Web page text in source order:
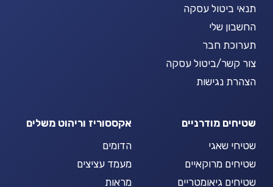
תנאי ביטול עסקה
החשבון שלי
תערוכת חבר
צור קשר/ביטול עסקה
הצהרת נגישות
שטיחים מודרניים
שטיחי שאגי
שטיחים מרוקאיים
שטיחים גיאומטריים
אקססוריז וריהוט משלים
הדומים
מעמד עציצים
מראות